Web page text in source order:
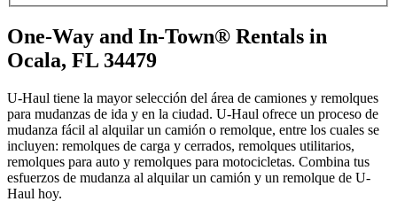
One-Way and In-Town® Rentals in
Ocala, FL 34479
U-Haul tiene la mayor selección del área de camiones y remolques
para mudanzas de ida y en la ciudad. U-Haul ofrece un proceso de
mudanza fácil al alquilar un camión o remolque, entre los cuales se
incluyen: remolques de carga y cerrados, remolques utilitarios,
remolques para auto y remolques para motocicletas. Combina tus
esfuerzos de mudanza al alquilar un camión y un remolque de U-
Haul hoy.